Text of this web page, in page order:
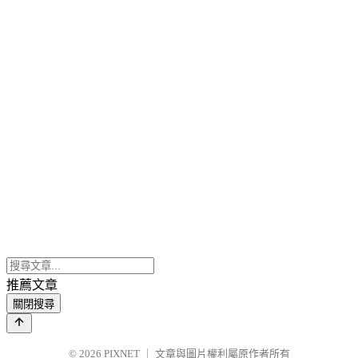
推薦文章
關閉搜尋
© 2026 PIXNET 文章與圖片權利屬原作者所有